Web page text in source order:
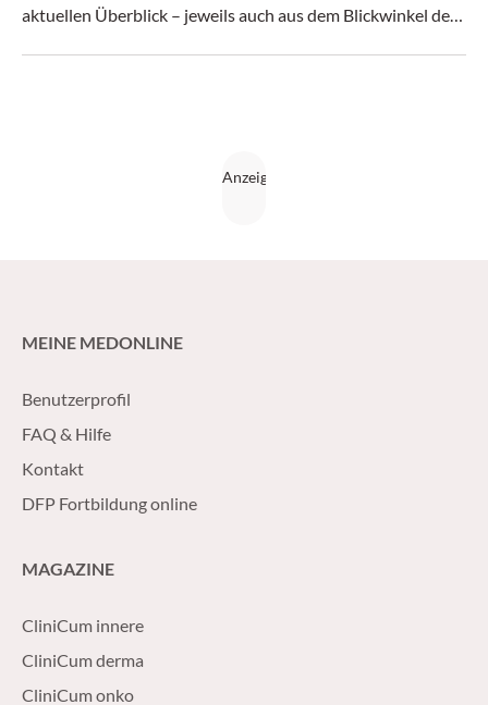
aktuellen Überblick – jeweils auch aus dem Blickwinkel des
MEINE MEDONLINE
Benutzerprofil
FAQ & Hilfe
Kontakt
DFP Fortbildung online
MAGAZINE
CliniCum innere
CliniCum derma
CliniCum onko